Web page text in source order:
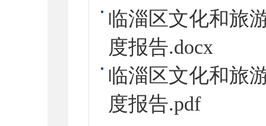
临淄区文化和旅
度报告.docx
临淄区文化和旅
度报告.pdf